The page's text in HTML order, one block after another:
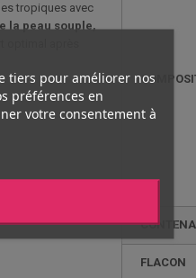
tiers pour améliorer nos
préférences en
votre consentement à
FLACON
tropiques avec
la peau souple,
optimal après
Pour prolonger le